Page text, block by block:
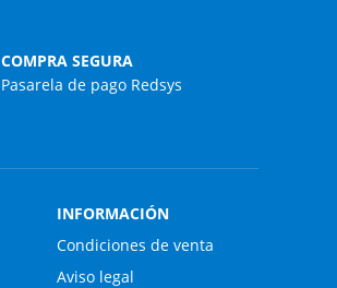
COMPRA SEGURA
Pasarela de pago Redsys
INFORMACIÓN
Condiciones de venta
Aviso legal